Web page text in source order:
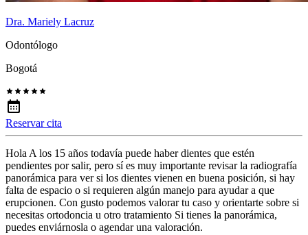
Dra. Mariely Lacruz
Odontólogo
Bogotá
Reservar cita
Hola A los 15 años todavía puede haber dientes que estén
pendientes por salir, pero sí es muy importante revisar la radiografía
panorámica para ver si los dientes vienen en buena posición, si hay
falta de espacio o si requieren algún manejo para ayudar a que
erupcionen. Con gusto podemos valorar tu caso y orientarte sobre si
necesitas ortodoncia u otro tratamiento Si tienes la panorámica,
puedes enviárnosla o agendar una valoración.